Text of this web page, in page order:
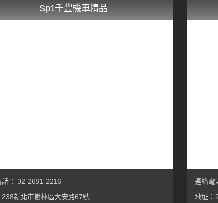
Sp1千豐機車精品
話： 02-2681-2216
238新北市樹林區大安路67號
連絡電
地址：